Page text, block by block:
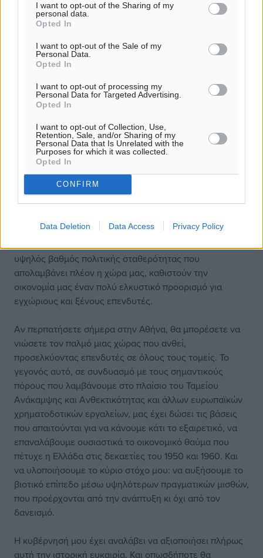
I want to opt-out of the Sharing of my
personal data.
Opted In
I want to opt-out of the Sale of my
Personal Data.
Opted In
I want to opt-out of processing my
Personal Data for Targeted Advertising.
Opted In
I want to opt-out of Collection, Use,
Retention, Sale, and/or Sharing of my
Personal Data that Is Unrelated with the
Purposes for which it was collected.
Opted In
CONFIRM
Data Deletion Data Access Privacy Policy
Οι μεταρρυθμίσεις αυτές έχουν βελτιώσει σημαντικά το
επιχειρηματικό περιβάλλον της Ελλάδας, προσελκύοντας
υψηλά το 2021, το 2022 και ξανά το 2023,
συμβάλλοντας ουσιαστικά στην αύξηση του μεριδίου
παραμένει κορυφαία προτεραιότητα της κυβέρνησης,
καθώς είναι καίριας σημασίας για την κάλυψη του
μειούμενο αλλά υπάρχει ακόμα.
Είμαστε τώρα σε θέση να μετατρέψουμε αυτό το
μειονέκτημα σε ευκαιρία. Η υψηλή αναμενόμενη
κερδοφορία που εμφανίζει η Ελλάδα ως οικονομία που
συγκλίνει προς τον μέσο όρο της ζώνης του ευρώ, σε
προσφέρει η απαράμιλλη αξιοπιστία της πολιτικής της
υψηλός βαθμός πολιτικής σταθερότητας που
απολαμβάνει πλέον η χώρα μας, καθιστούν την
οικονομία μας έναν πολύ ελκυστικό προορισμό για
εγχώριους και ξένους επενδυτές.
Αν περπατήσετε σήμερα στην Αθήνα, θα μπορέσετε να
νιώσετε τον παλμό μιας χώρας που ανθεί,
προσελκύοντας επενδυτές σε όλους τους τομείς. Το
γεγονός αυτό, σε συνδυασμό με τους σημαντικούς
πόρους που λαμβάνουμε στο πλαίσιο του Ταμείου
Ανάκαμψης και Ανθεκτικότητας και άλλων ευρωπαϊκών
χρηματοδοτικών εργαλείων, μας έχει δώσει τις βάσεις
που απαιτούνται για να κάνουμε κάτι το εξαιρετικό, να
επαναλάβουμε ουσιαστικά το οικονομικό θαύμα που
πέτυχε η Ελλάδα στις δεκαετίες του 1950 και 1960. Και
να υλοποιήσουμε το κύριο στόχο μου: να αυξήσουμε το
βιοτικό επίπεδο μέσω υψηλότερων πραγματικών μισθών,
που προέρχονται από την ανάπτυξη κι όχι από τον
δανεισμό.
Η κυβέρνησή μου έχει αναλάβει να αξιοποιήσει πλήρως
αυτή την ιστορική ευκαιρία. Και οπωσδήποτε θα